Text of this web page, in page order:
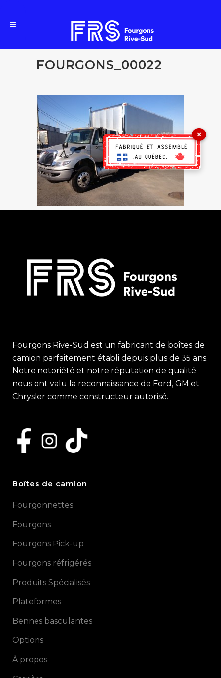
FOURGONS_00022
Fourgons Rive-Sud est un fabricant de boîtes de
camion parfaitement établi depuis plus de 35 ans.
Notre notoriété et notre réputation de qualité
nous ont valu la reconnaissance de Ford, GM et
Chrysler comme constructeur autorisé.
Boîtes de camion
Fourgonnettes
Fourgons
Fourgons Pick-up
Fourgons réfrigérés
Produits Spécialisés
Plateformes
Bennes basculantes
Options
À propos
×